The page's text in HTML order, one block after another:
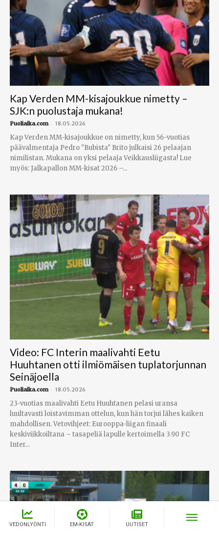
Kap Verden MM-kisajoukkue nimetty –
SJK:n puolustaja mukana!
Puoliaika.com - 18.05.2026
Kap Verden MM-kisajoukkue on nimetty, kun 56-vuotias
päävalmentaja Pedro "Bubista" Brito julkaisi 26 pelaajan
nimilistan. Mukana on yksi pelaaja Veikkausliigasta! Lue
myös: Jalkapallon MM-kisat 2026 –...
Video: FC Interin maalivahti Eetu
Huuhtanen otti ilmiömäisen tuplatorjunnan
Seinäjoella
Puoliaika.com - 18.05.2026
23-vuotias maalivahti Eetu Huuhtanen pelasi uransa
luultavasti loistavimman ottelun, kun hän torjui lähes kaiken
mahdollisen. Vetovihjeet: Eurooppa-liigan finaali
keskiviikkoiltana – tasapeliä lapulle kertoimella 3.90 FC
Inter...